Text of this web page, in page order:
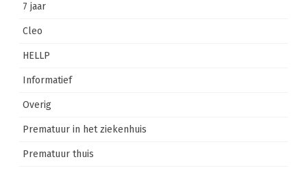
7 jaar
Cleo
HELLP
Informatief
Overig
Prematuur in het ziekenhuis
Prematuur thuis